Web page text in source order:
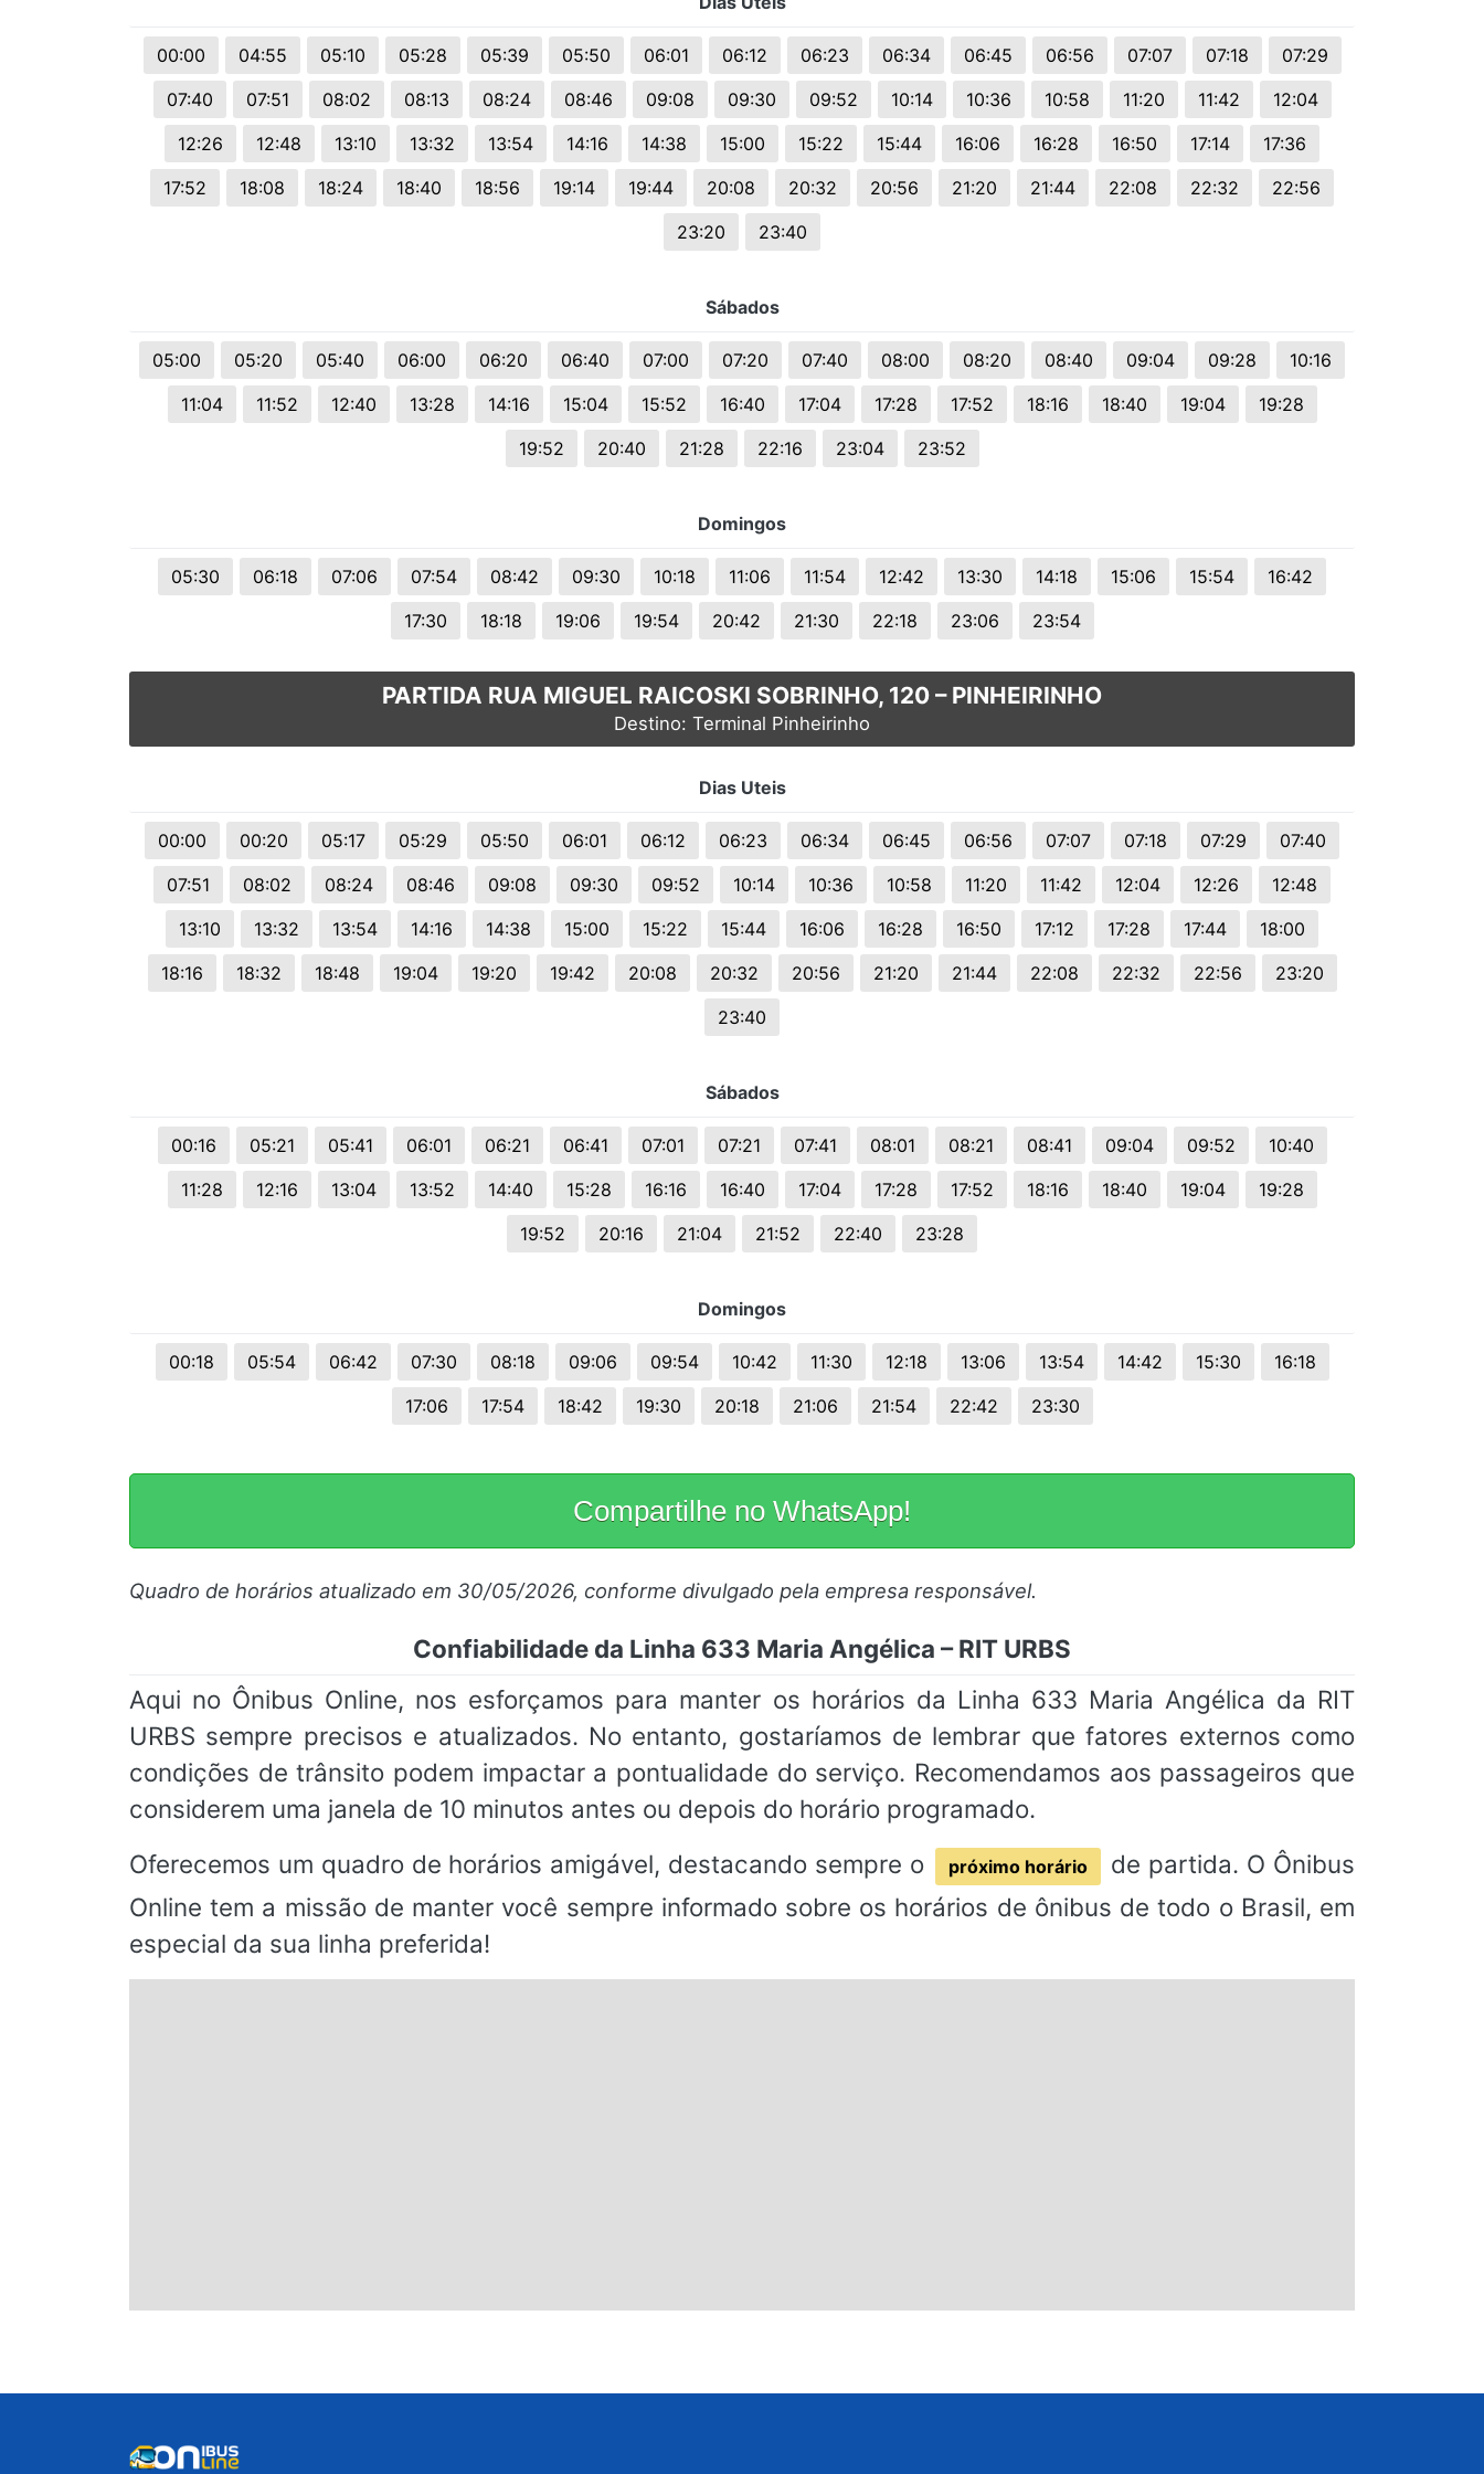
00:00 04:55 05:10 05:28 05:39 05:50 06:01 06:12 06:23 06:34 06:45 06:56 07:07 07:18
07:29
07:40
07:51 08:02 08:13 08:24 08:46 09:08 09:30 09:52 10:14 10:36 10:58 11:20 11:42
12:04
12:26
12:48 13:10 13:32 13:54 14:16 14:38 15:00 15:22 15:44 16:06 16:28 16:50 17:14
17:36
17:52
18:08 18:24 18:40 18:56 19:14 19:44 20:08 20:32 20:56 21:20 21:44 22:08 22:32
22:56
23:20
23:40
Sábados
05:00 05:20 05:40 06:00 06:20 06:40 07:00 07:20 07:40 08:00 08:20 08:40 09:04 09:28
10:16
11:04
11:52 12:40 13:28 14:16 15:04 15:52 16:40 17:04 17:28 17:52 18:16 18:40 19:04
19:28
19:52
20:40 21:28 22:16 23:04 23:52
Domingos
05:30 06:18 07:06 07:54 08:42 09:30 10:18 11:06 11:54 12:42 13:30 14:18 15:06 15:54
16:42
17:30
18:18 19:06 19:54 20:42 21:30 22:18 23:06 23:54
PARTIDA RUA MIGUEL RAICOSKI SOBRINHO, 120 – PINHEIRINHO
Destino: Terminal Pinheirinho
Dias Uteis
00:00 00:20 05:17 05:29 05:50 06:01 06:12 06:23 06:34 06:45 06:56 07:07 07:18 07:29
07:40
07:51
08:02 08:24 08:46 09:08 09:30 09:52 10:14 10:36 10:58 11:20 11:42 12:04 12:26
12:48
13:10
13:32 13:54 14:16 14:38 15:00 15:22 15:44 16:06 16:28 16:50 17:12 17:28 17:44
18:00
18:16
18:32 18:48 19:04 19:20 19:42 20:08 20:32 20:56 21:20 21:44 22:08 22:32 22:56
23:20
23:40
Sábados
00:16 05:21 05:41 06:01 06:21 06:41 07:01 07:21 07:41 08:01 08:21 08:41 09:04 09:52
10:40
11:28
12:16 13:04 13:52 14:40 15:28 16:16 16:40 17:04 17:28 17:52 18:16 18:40 19:04
19:28
19:52
20:16 21:04 21:52 22:40 23:28
Domingos
00:18 05:54 06:42 07:30 08:18 09:06 09:54 10:42 11:30 12:18 13:06 13:54 14:42 15:30
16:18
17:06
17:54 18:42 19:30 20:18 21:06 21:54 22:42 23:30
Compartilhe no WhatsApp!
Quadro de horários atualizado em 30/05/2026, conforme divulgado pela empresa responsável.
Confiabilidade da Linha 633 Maria Angélica – RIT URBS
Aqui no Ônibus Online, nos esforçamos para manter os horários da Linha 633 Maria Angélica da RIT
URBS sempre precisos e atualizados. No entanto, gostaríamos de lembrar que fatores externos como
condições de trânsito podem impactar a pontualidade do serviço. Recomendamos aos passageiros que
considerem uma janela de 10 minutos antes ou depois do horário programado.
Oferecemos um quadro de horários amigável, destacando sempre o
próximo horário
de partida. O Ônibus
Online tem a missão de manter você sempre informado sobre os horários de ônibus de todo o Brasil, em
especial da sua linha preferida!